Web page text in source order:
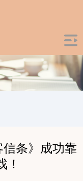
条》成功靠